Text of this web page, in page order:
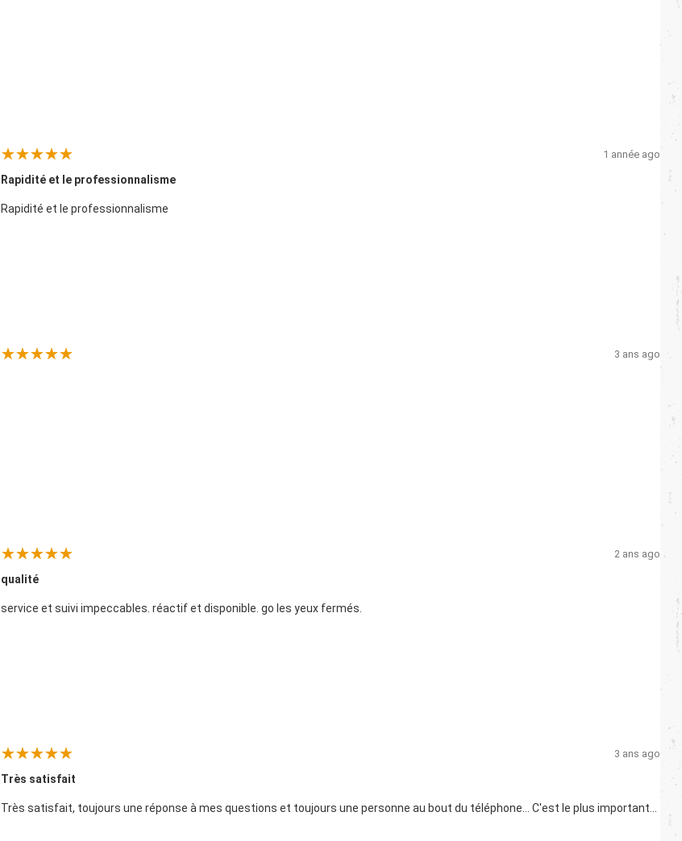
1 année ago
Rapidité et le professionnalisme
Rapidité et le professionnalisme
3 ans ago
2 ans ago
qualité
service et suivi impeccables. réactif et disponible. go les yeux fermés.
3 ans ago
Très satisfait
Très satisfait, toujours une réponse à mes questions et toujours une personne au bout du téléphone... C'est le plus important...